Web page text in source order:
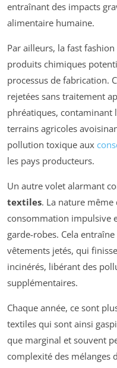
entraînant des impacts
alimentaire humaine.
Par ailleurs, la fast
produits chimiques
processus de fabrication.
rejetées sans traitement
phréatiques, contaminant
terrains agricoles
pollution toxique aux
les pays producteurs.
Un autre volet alarmant
textiles. La nature
consommation impulsive
garde-robes. Cela
vêtements jetés, qui
incinérés, libérant des
supplémentaires.
Chaque année, ce sont
textiles qui sont ainsi
que marginal et souvent
complexité des mélanges